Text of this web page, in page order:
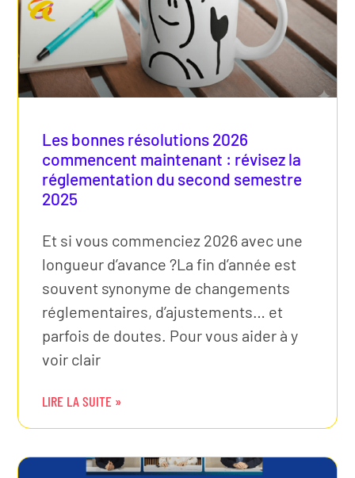
Les bonnes résolutions 2026
commencent maintenant : révisez la
réglementation du second semestre
2025
Et si vous commenciez 2026 avec une
longueur d’avance ?La fin d’année est
souvent synonyme de changements
réglementaires, d’ajustements… et
parfois de doutes. Pour vous aider à y
voir clair
LIRE LA SUITE »